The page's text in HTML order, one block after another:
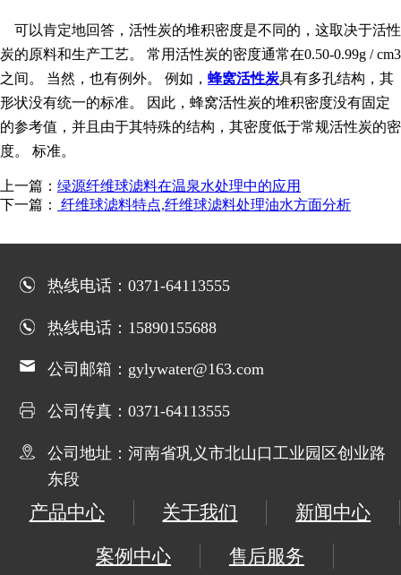
可以肯定地回答，活性炭的堆积密度是不同的，这取决于活性
炭的原料和生产工艺。 常用活性炭的密度通常在0.50-0.99g / cm3
之间。 当然，也有例外。 例如， 蜂窝活性炭具有多孔结构，其
形状没有统一的标准。 因此，蜂窝活性炭的堆积密度没有固定
的参考值，并且由于其特殊的结构，其密度低于常规活性炭的密
度。 标准。
上一篇： 绿源纤维球滤料在温泉水处理中的应用
下一篇：
纤维球滤料特点,纤维球滤料处理油水方面分析
热线电话：0371-64113555
热线电话：15890155688
公司邮箱：gylywater@163.com
公司传真：0371-64113555
公司地址：河南省巩义市北山口工业园区创业路
东段
产品中心 关于我们 新闻中心
案例中心 售后服务